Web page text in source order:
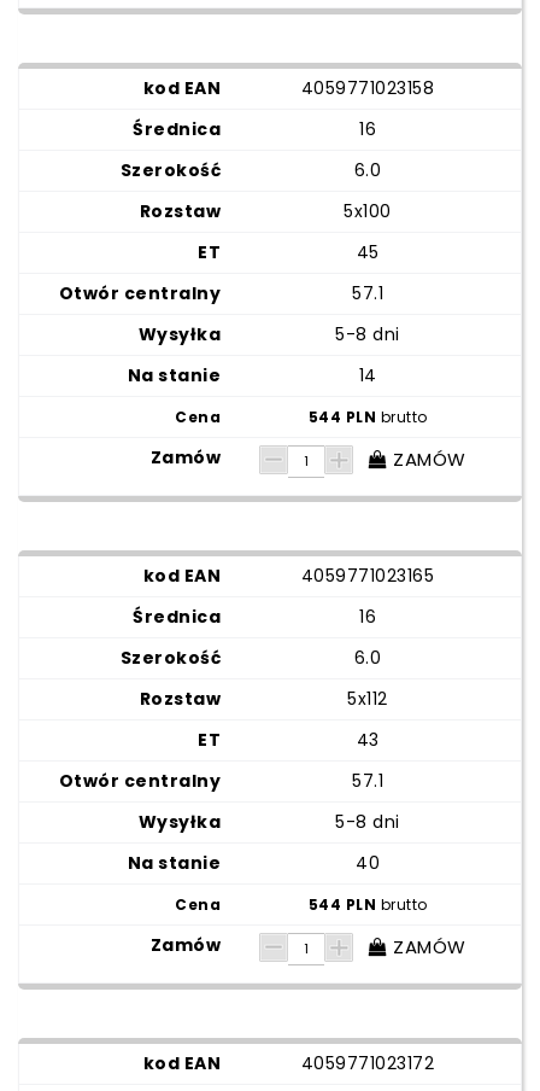
4059771023158
16
6.0
5x100
45
57.1
5-8 dni
14
544 PLN brutto
ZAMÓW
4059771023165
16
6.0
5x112
43
57.1
5-8 dni
40
544 PLN brutto
ZAMÓW
4059771023172